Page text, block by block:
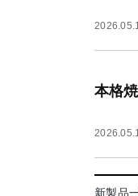
本格
新製品